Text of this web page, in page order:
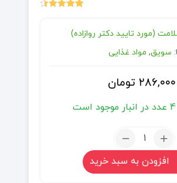
در
(مورد تایید دکتر روازاده)
سویق, مواد غذایی
۲۸۶,۰۰۰ تومان
تعداد:
سویق
هفت
جوانه
افزودن به سبد خرید